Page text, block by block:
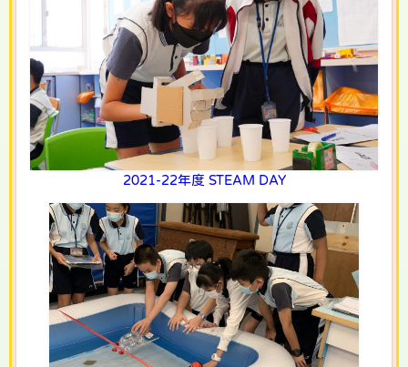
2021-22年度 STEAM DAY